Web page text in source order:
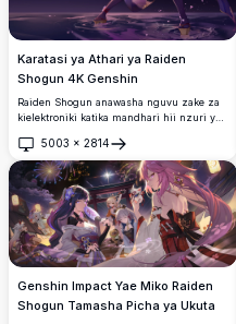
Karatasi ya Athari ya Raiden
Shogun 4K Genshin
Raiden Shogun anawasha nguvu zake za
kielektroniki katika mandhari hii nzuri ya
5003 × 2814
Fungua
Genshin Impact Yae Miko Raiden
Shogun Tamasha Picha ya Ukuta